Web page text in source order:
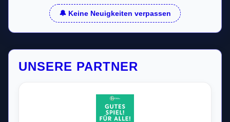
🔔 Keine Neuigkeiten verpassen
UNSERE PARTNER